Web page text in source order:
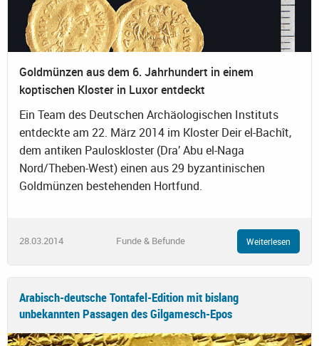
Goldmünzen aus dem 6. Jahrhundert in einem
koptischen Kloster in Luxor entdeckt
Ein Team des Deutschen Archäologischen Instituts
entdeckte am 22. März 2014 im Kloster Deir el-Bachît,
dem antiken Pauloskloster (Dra’ Abu el-Naga
Nord/Theben-West) einen aus 29 byzantinischen
Goldmünzen bestehenden Hortfund.
28.03.2014 Funde & Befunde Weiterlesen
Arabisch-deutsche Tontafel-Edition mit bislang
unbekannten Passagen des Gilgamesch-Epos